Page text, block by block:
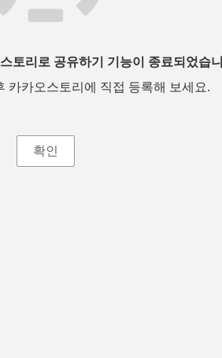
토리로 공유하기 기능이 종료되었습
카카오스토리에 직접 등록해 보세요.
확인